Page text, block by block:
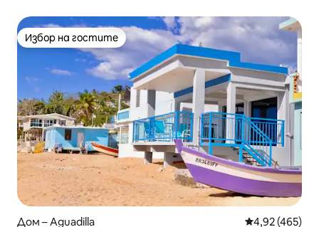
Избор на гостите
Избор на гостите
Дом – Aguadilla Средна
4,92 (465)